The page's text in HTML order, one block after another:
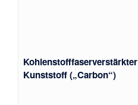
Kohlenstofffaserverstärkter
Kunststoff („Carbon“)